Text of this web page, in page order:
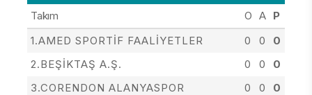
Takım O A P
1.AMED SPORTİF FAALİYETLER
0 0
0
2.BEŞİKTAŞ A.Ş.
0 0
0
3.CORENDON ALANYASPOR
0 0
0